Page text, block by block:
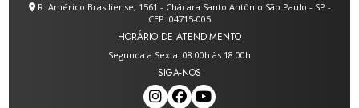
R. Américo Brasiliense, 1561 - Chácara Santo Antônio São Paulo - SP -
CEP: 04715-005
HORÁRIO DE ATENDIMENTO
Segunda a Sexta: 08:00h às 18:00h
SIGA-NOS